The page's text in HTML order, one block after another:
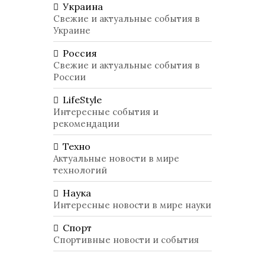
Украина
Свежие и актуальные события в
Украине
Россия
Свежие и актуальные события в
России
LifeStyle
Интересные события и
рекомендации
Техно
Актуальные новости в мире
технологий
Наука
Интересные новости в мире науки
Спорт
Спортивные новости и события